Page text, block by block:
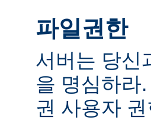
파일권한
서버는 당신
을 명심하라
권 사용자